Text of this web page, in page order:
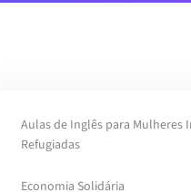
Aulas de Inglês para Mulheres
Refugiadas
Economia Solidária